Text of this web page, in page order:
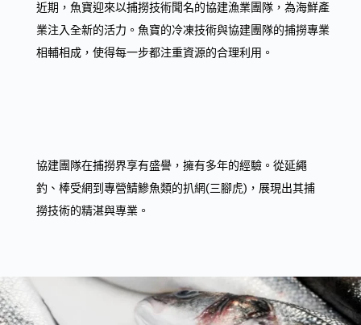
近期，魚寶迎來以捕撈技術聞名的協建漁業團隊，為海鮮產
業注入全新的活力。魚寶的冷凍技術與協建團隊的捕撈專業
相輔相成，使得每一步都注重資源的合理利用。
協建團隊在捕撈界享有盛譽，擁有多年的經驗。從延繩
釣、棒受網到專營鯖鰺魚類的扒網(三腳虎)，展現出其捕
撈技術的精湛與專業。